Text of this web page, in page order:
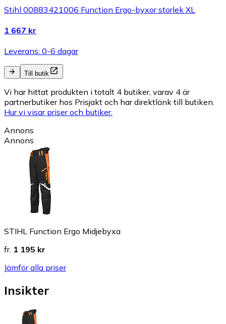
Stihl 00883421006 Function Ergo-byxor storlek XL
1 667 kr
Leverans: 0-6 dagar
Till butik
Vi har hittat produkten i totalt 4 butiker, varav 4 är
partnerbutiker hos Prisjakt och har direktlänk till butiken.
Hur vi visar priser och butiker.
Annons
Annons
STIHL Function Ergo Midjebyxa
fr. 1 195 kr
Jämför alla priser
Insikter